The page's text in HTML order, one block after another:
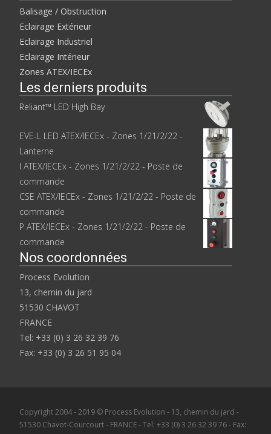
Balisage / Obstruction
Eclairage Extérieur
Eclairage Industriel
Eclairage Intérieur
Zones ATEX/IECEx
Les derniers produits
Reliant™ LED High Bay
EVE-L LED ATEX/IECEx - Zones 1/21/2/22 -
Lanterne
I ATEX/IECEx - Zones 1/21/2/22 - Poste de
commande
CSE ATEX/IECEx - Zones 1/21/2/22 - Poste de
commande
P ATEX/IECEx - Zones 1/21/2/22 - Poste de
commande
Nos coordonnées
Process Evolution
13, chemin du jard
51530 CHAVOT
FRANCE
Tel: +33 (0) 3 26 32 39 76
Fax: +33 (0) 3 26 51 95 04
Copyright 2004 - 2019 © Process Evolution - 13, chemin du jard -
51530 Chavot-Courcourt - FRANCE - Tel: +33 (0) 3 26 32 39 76 - Fax: